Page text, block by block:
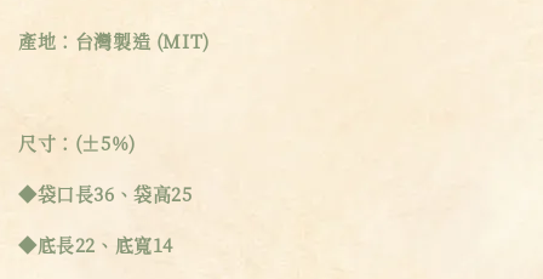
產地：台灣製造 (MIT)
尺寸：(±5%)
◆袋口長36、袋高25
◆底長22、底寬14